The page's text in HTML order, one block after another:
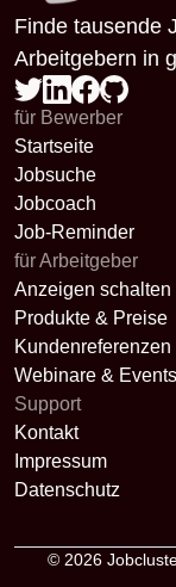
Finde tausende
Arbeitgebern in
für Bewerber
Startseite
Jobsuche
Jobcoach
Job-Reminder
für Arbeitgeber
Anzeigen schalten
Produkte & Preise
Kundenreferenzen
Webinare & Events
Support
Kontakt
Impressum
Datenschutz
© 2026